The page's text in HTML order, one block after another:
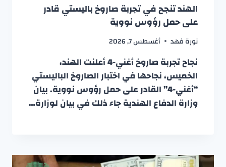
الهند تنجح في تجربة صاروخ باليستي قادر
على حمل رؤوس نووية
نورة فهد أغسطس 7, 2026
نجاح تجربة صاروخ أغني-4 أعلنت الهند،
الخميس، نجاحها في اختبار الصاروخ الباليستي
“أغني-4” القادر على حمل رؤوس نووية. بيان
وزارة الدفاع الهندية جاء ذلك في بيان لوزارة…